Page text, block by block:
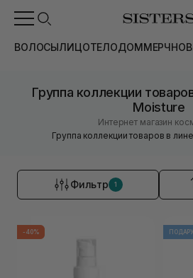
ВОЛОСЫЛИЦОТЕЛОДОММЕРЧ
Группа коллекции
Moisture
Интернет магазин
Группа коллекции товаров в
Фильтр 1
-40%